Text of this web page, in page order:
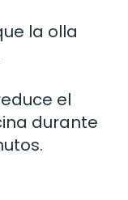
la olla
el
durante